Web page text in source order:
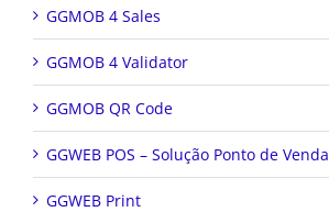
GGMOB 4 Sales
GGMOB 4 Validator
GGMOB QR Code
GGWEB POS – Solução Ponto de Venda
GGWEB Print